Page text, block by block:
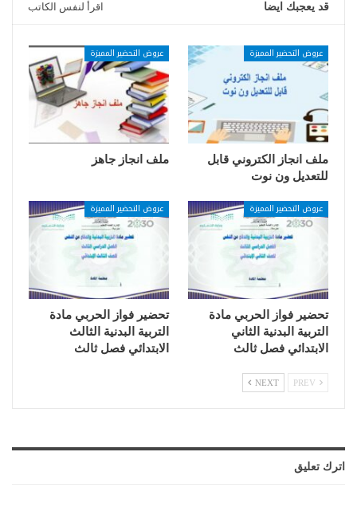
قد يعجبك ايضا اقرأ لنفس الكاتب
عروض التحضير المميزة
ملف انجاز الكتروني قابل
للتعديل ون نوت
عروض التحضير المميزة
ملف انجاز جاهز
عروض التحضير المميزة
تحضير فواز الحربي مادة
التربية البدنية الثاني
الابتدائي فصل ثالث
عروض التحضير المميزة
تحضير فواز الحربي مادة
التربية البدنية الثالث
الابتدائي فصل ثالث
NEXT
اترك تعليق